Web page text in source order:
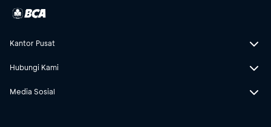
Kantor Pusat
Hubungi Kami
Media Sosial